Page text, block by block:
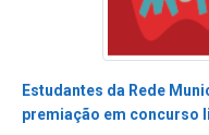
Estudantes da Rede
premiação em concurso